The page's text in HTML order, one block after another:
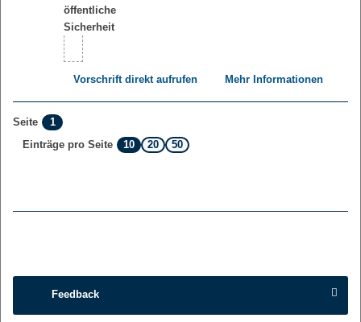
Vorschrift direkt aufrufen Mehr Informationen
Seite
1
Einträge pro Seite
10 20 50
Feedback